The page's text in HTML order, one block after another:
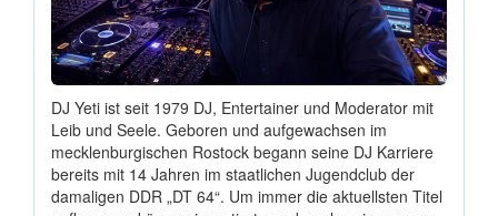
DJ Yeti ist seit 1979 DJ, Entertainer und Moderator mit
Leib und Seele. Geboren und aufgewachsen im
mecklenburgischen Rostock begann seine DJ Karriere
bereits mit 14 Jahren im staatlichen Jugendclub der
damaligen DDR „DT 64“. Um immer die aktuellsten Titel